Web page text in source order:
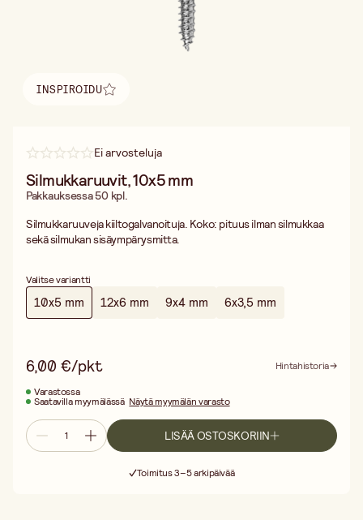
INSPIROIDU
Löydä inspiraatio
Ei arvosteluja
Silmukkaruuvit, 10x5 mm
Pakkauksessa 50 kpl.
Silmukkaruuveja kiiltogalvanoituja. Koko: pituus ilman silmukkaa
sekä silmukan sisäympärysmitta.
Valitse variantti
10x5 mm 12x6 mm 9x4 mm 6x3,5 mm
6,00 €/pkt
Hintahistoria
Varastossa
Saatavilla myymälässä Näytä myymälän varasto
LISÄÄ OSTOSKORIIN
Toimitus 3–5 arkipäivää